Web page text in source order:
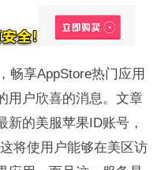
畅享AppStore热门应用
用户欣喜的消息。文章
新的美服苹果ID账号，
将使用户能够在美区访